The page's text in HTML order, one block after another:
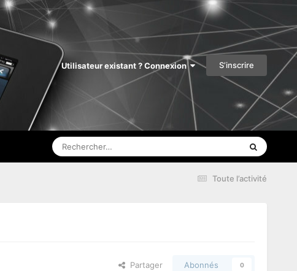
Utilisateur existant ? Connexion S’inscrire
Toute l’activité
Partager Abonnés 0